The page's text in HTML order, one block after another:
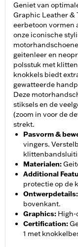
Geniet van
Graphic Leather &
eerbetoon vormen
onze iconische
geitenleer en
polsstuk met
knokkels biedt
gewatteerde
Deze
stiksels en de
(zoom in voor de
strekt.
Pasvorm &
vingers.
Materialen:
Additional
protectie op de
Ontwerpdetails:
bovenkant.
Graphics: High-
Certification:
1 met